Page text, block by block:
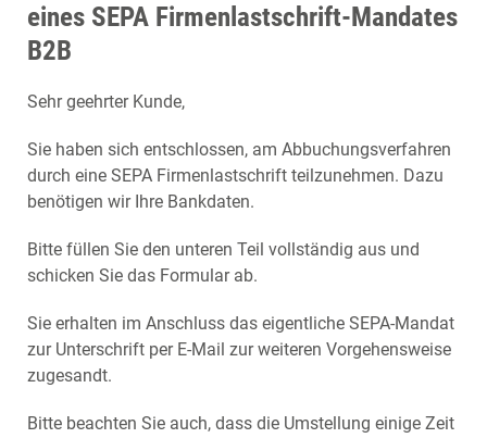
eines SEPA Firmenlastschrift-Mandates
B2B
Sehr geehrter Kunde,
Sie haben sich entschlossen, am Abbuchungsverfahren
durch eine SEPA Firmenlastschrift teilzunehmen. Dazu
benötigen wir Ihre Bankdaten.
Bitte füllen Sie den unteren Teil vollständig aus und
schicken Sie das Formular ab.
Sie erhalten im Anschluss das eigentliche SEPA-Mandat
zur Unterschrift per E-Mail zur weiteren Vorgehensweise
zugesandt.
Bitte beachten Sie auch, dass die Umstellung einige Zeit